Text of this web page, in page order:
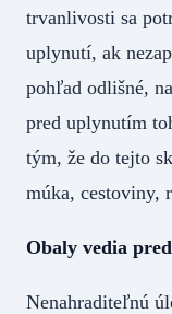
trvanlivosti sa
uplynutí, ak
pohľad odlišné,
pred uplynutím
tým, že do tejto
múka, cestoviny,
Obaly vedia
Nenahraditeľnú